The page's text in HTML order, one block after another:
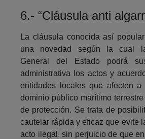
6.- “Cláusula anti
La cláusula conocida así
una novedad según la cual
General del Estado podrá
administrativa los actos y
entidades locales que afecten a
dominio público marítimo
de protección. Se trata de
cautelar rápida y eficaz que evite
acto ilegal, sin perjuicio de que